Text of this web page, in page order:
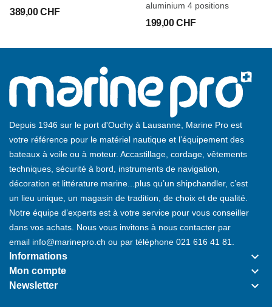
389,00 CHF
aluminium 4 positions
199,00 CHF
Depuis 1946 sur le port d'Ouchy à Lausanne, Marine Pro est
votre référence pour le matériel nautique et l’équipement des
bateaux à voile ou à moteur. Accastillage, cordage, vêtements
techniques, sécurité à bord, instruments de navigation,
décoration et littérature marine...plus qu’un shipchandler, c’est
un lieu unique, un magasin de tradition, de choix et de qualité.
Notre équipe d’experts est à votre service pour vous conseiller
dans vos achats. Nous vous invitons à nous contacter par
email info@marinepro.ch ou par téléphone 021 616 41 81
Informations keyboard_arrow_down
Mon compte keyboard_arrow_down
Newsletter keyboard_arrow_down